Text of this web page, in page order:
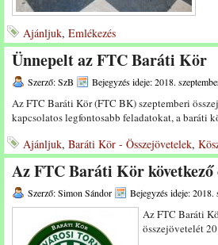
Ajánljuk, Emlékezés
Ünnepelt az FTC Baráti Kör
Szerző: SzB Bejegyzés ideje: 2018.
Az FTC Baráti Kör (FTC BK) szeptemberi
kapcsolatos legfontosabb feladatokat, a baráti
Ajánljuk, Baráti Kör - Összejövetelek,
Az FTC Baráti Kör következő
Szerző: Simon Sándor Bejegyzés ideje: 2018.
Az FTC Baráti
összejövetelét